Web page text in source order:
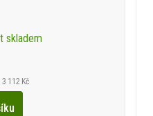
skladem
112 Kč